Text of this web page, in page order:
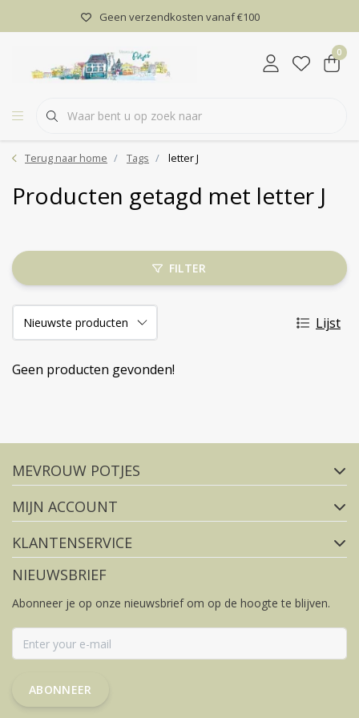
Geen verzendkosten vanaf €100
0
Terug naar home Tags letter J
Producten getagd met letter J
FILTER
Lijst
Geen producten gevonden!
FACEBOOK
MEVROUW POTJES
MIJN ACCOUNT
KLANTENSERVICE
NIEUWSBRIEF
Abonneer je op onze nieuwsbrief om op de hoogte te blijven.
ABONNEER